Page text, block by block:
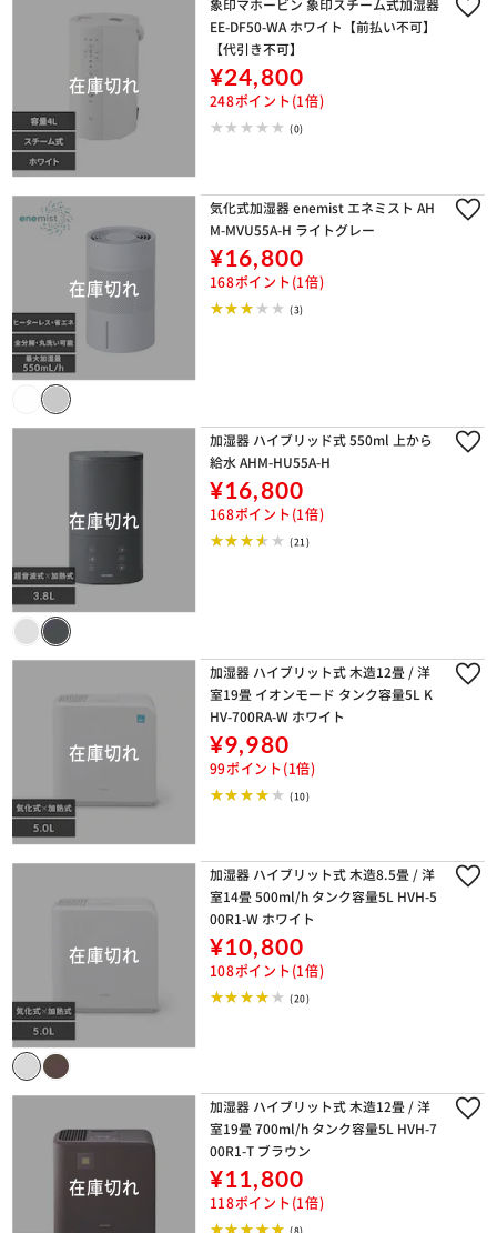
象印マホービン 象印スチーム式加湿器
EE-DF50-WA ホワイト【前払い不可】
【代引き不可】
¥24,800
248ポイント(1倍)
(0)
気化式加湿器 enemist エネミスト AH
M-MVU55A-H ライトグレー
¥16,800
168ポイント(1倍)
(3)
加湿器 ハイブリッド式 550ml 上から
給水 AHM-HU55A-H
¥16,800
168ポイント(1倍)
(21)
加湿器 ハイブリット式 木造12畳 / 洋
室19畳 イオンモード タンク容量5L K
HV-700RA-W ホワイト
¥9,980
99ポイント(1倍)
(10)
加湿器 ハイブリット式 木造8.5畳 / 洋
室14畳 500ml/h タンク容量5L HVH-5
00R1-W ホワイト
¥10,800
108ポイント(1倍)
(20)
加湿器 ハイブリット式 木造12畳 / 洋
室19畳 700ml/h タンク容量5L HVH-7
00R1-T ブラウン
¥11,800
118ポイント(1倍)
(8)